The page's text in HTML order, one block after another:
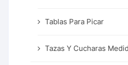
Tablas Para Picar
Tazas Y Cucharas